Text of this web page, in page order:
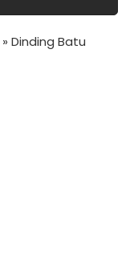
» Dinding Batu